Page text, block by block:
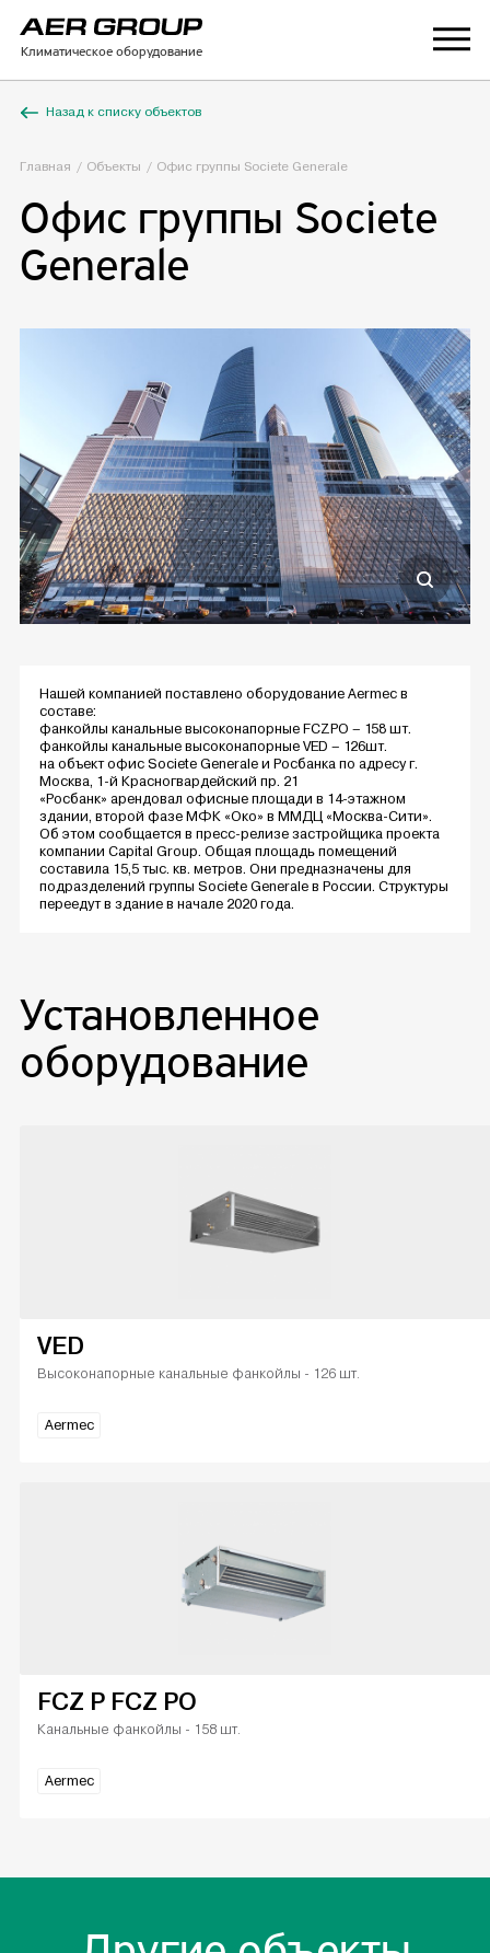
Климатическое оборудование
Назад к списку объектов
Главная Объекты Офис группы Societe Generale
Офис группы Societe
Generale
Нашей компанией поставлено оборудование Aermec в
составе:
фанкойлы канальные высоконапорные FCZPO – 158 шт.
фанкойлы канальные высоконапорные VED – 126шт.
на объект офис Societe Generale и Росбанка по адресу г.
Москва, 1-й Красногвардейский пр. 21
«Росбанк» арендовал офисные площади в 14-этажном
здании, второй фазе МФК «Око» в ММДЦ «Москва-Сити».
Об этом сообщается в пресс-релизе застройщика проекта
компании Capital Group. Общая площадь помещений
составила 15,5 тыс. кв. метров. Они предназначены для
подразделений группы Societe Generale в России. Структуры
переедут в здание в начале 2020 года.
Установленное
оборудование
VED
Высоконапорные канальные фанкойлы - 126 шт.
Aermec
FCZ P FCZ PO
Канальные фанкойлы - 158 шт.
Aermec